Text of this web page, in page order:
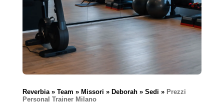
Reverbia Team Missori Deborah Sedi
Prezzi
Personal Trainer Milano